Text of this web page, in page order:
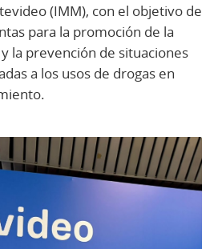
(IMM), con el objetivo de
para la promoción de la
la prevención de situaciones
a los usos de drogas en